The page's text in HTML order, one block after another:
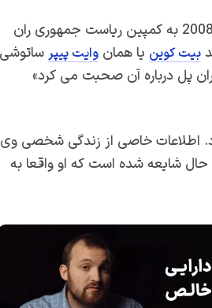
چارلز جوان قبل از پایان دکترا از مسیر خود را از مسیر تحصیلی اش جدا کرد و در سال 2008 به کمپین ریاست جمهوری ران
بیت کوین یا همان وایت پیپر ساتوشی
پل درباره آن صحبت می کرد»
34 ساله است. قد او 1.75 و وزنی 80 کیلوگرمی دارد. اطلاعات خاصی از زندگی شخصی وی
شایعه شده است که او واقعا به